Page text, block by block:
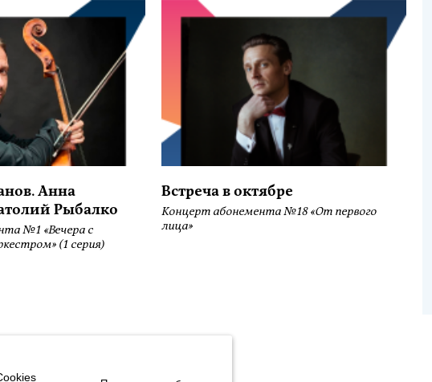
Анна
Рыбалко
№1 «Вечера с
(1 серия)
Встреча в октябре
Концерт абонемента №18 «От первого
лица»
«Яндекс.Метрика» компании ООО «ЯНДЕКС» (119021, Москва, ул. Льва
Sivuston kehittäminen: